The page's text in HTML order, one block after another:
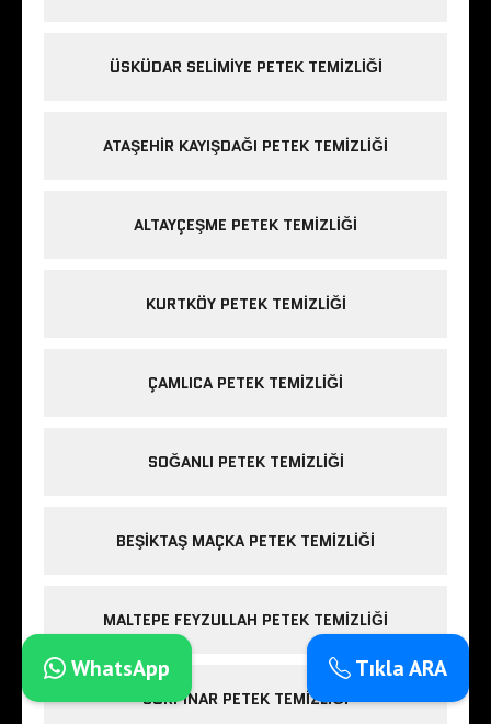
ÜSKÜDAR SELIMIYE PETEK TEMIZLIĞI
ATAŞEHIR KAYIŞDAĞI PETEK TEMIZLIĞI
ALTAYÇEŞME PETEK TEMIZLIĞI
KURTKÖY PETEK TEMIZLIĞI
ÇAMLICA PETEK TEMIZLIĞI
SOĞANLI PETEK TEMIZLIĞI
BEŞIKTAŞ MAÇKA PETEK TEMIZLIĞI
MALTEPE FEYZULLAH PETEK TEMIZLIĞI
GÜRPINAR PETEK TEMIZLIĞI
Tıkla ARA
WhatsApp